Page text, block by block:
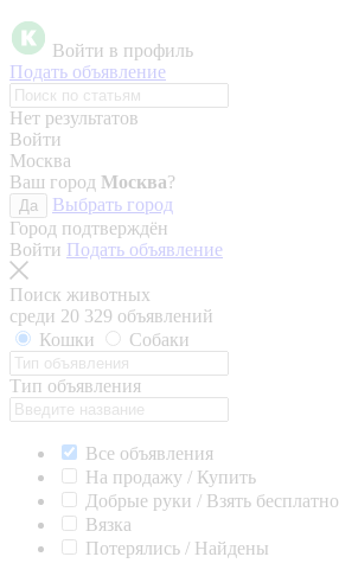
Войти в профиль
Подать объявление
Нет результатов
Войти
Москва
Ваш город Москва?
Да
Выбрать город
Город подтверждён
Войти Подать объявление
Поиск животных
среди 20 329 объявлений
Кошки
Собаки
Тип объявления
Все объявления
На продажу / Купить
Добрые руки / Взять бесплатно
Вязка
Потерялись / Найдены